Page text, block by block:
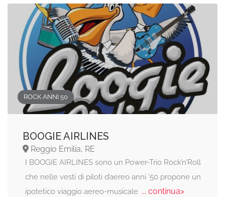
ROCK ANNI 50
BOOGIE AIRLINES
Reggio Emilia, RE
I BOOGIE AIRLINES sono un Power-Trio Rock’n’Roll
che nelle vesti di piloti d’aereo anni ’50 propone un
ipotetico viaggio aereo-musicale... continua>